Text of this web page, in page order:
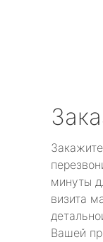
минуты
визита
Вашей